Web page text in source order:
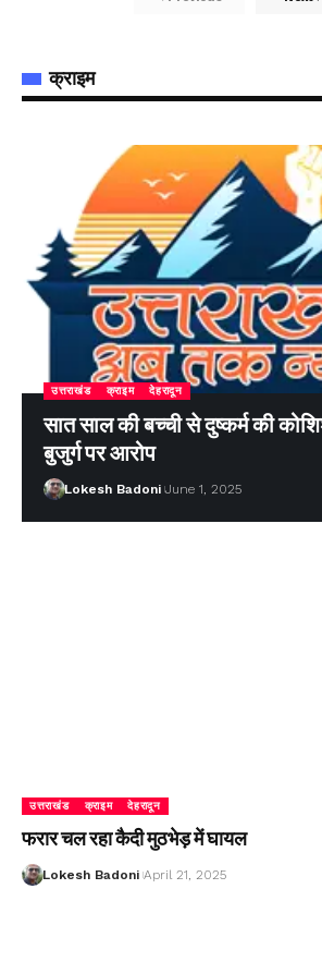
क्राइम
उत्तराखंड क्राइम देहरादून
सात साल की बच्ची से दुष्कर्म की
बुजुर्ग पर आरोप
Lokesh Badoni June 1, 2025
उत्तराखंड क्राइम देहरादून
फरार चल रहा कैदी मुठभेड़ में घायल
Lokesh Badoni April 21, 2025